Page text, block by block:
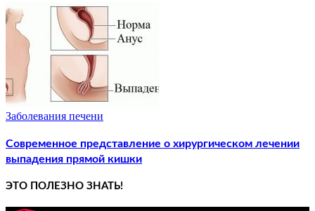
Заболевания печени
Современное представление о хирургическом лечении
выпадения прямой кишки
ЭТО ПОЛЕЗНО ЗНАТЬ!